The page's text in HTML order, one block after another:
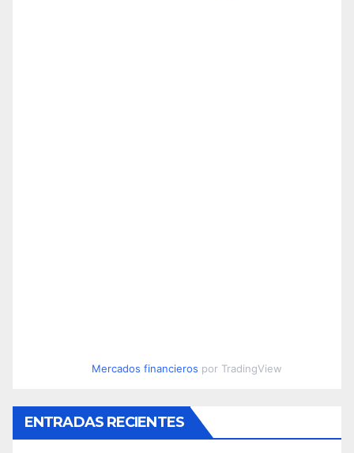
Mercados financieros por TradingView
ENTRADAS RECIENTES